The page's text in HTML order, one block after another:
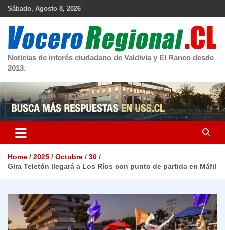
Skip
Sábado, Agosto 8, 2026
Noticias de interés ciudadano de Valdivia y El Ranco desde
2013.
Home 2025 Octubre
30
Gira Teletón llegará a Los Ríos con punto de partida en Máfil